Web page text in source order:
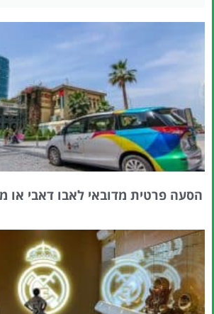
הסעה פרטית מדובאי לאבו דאבי או